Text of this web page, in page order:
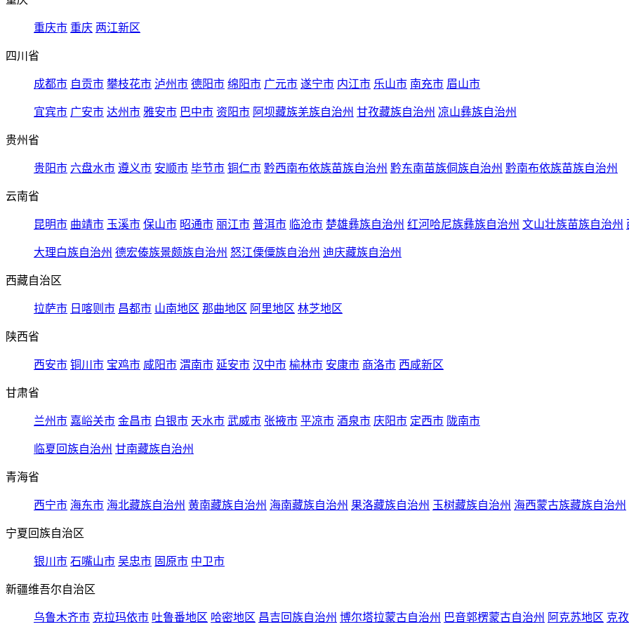
重庆市 重庆 两江新区
四川省
成都市 自贡市 攀枝花市 泸州市 德阳市 绵阳市 广元市 遂宁市 内江市 乐山市 南充市 眉山市
宜宾市 广安市 达州市 雅安市 巴中市 资阳市 阿坝藏族羌族自治州 甘孜藏族自治州 凉山彝族自治州
贵州省
贵阳市 六盘水市 遵义市 安顺市 毕节市 铜仁市 黔西南布依族苗族自治州 黔东南苗族侗族自治州 黔南布依族苗族自治州
云南省
昆明市 曲靖市 玉溪市 保山市 昭通市 丽江市 普洱市 临沧市 楚雄彝族自治州 红河哈尼族彝族自治州 文山壮族苗族自治州
大理白族自治州 德宏傣族景颇族自治州 怒江傈僳族自治州 迪庆藏族自治州
西藏自治区
拉萨市 日喀则市 昌都市 山南地区 那曲地区 阿里地区 林芝地区
陕西省
西安市 铜川市 宝鸡市 咸阳市 渭南市 延安市 汉中市 榆林市 安康市 商洛市 西咸新区
甘肃省
兰州市 嘉峪关市 金昌市 白银市 天水市 武威市 张掖市 平凉市 酒泉市 庆阳市 定西市 陇南市
临夏回族自治州 甘南藏族自治州
青海省
西宁市 海东市 海北藏族自治州 黄南藏族自治州 海南藏族自治州 果洛藏族自治州 玉树藏族自治州 海西蒙古族藏族自治州
宁夏回族自治区
银川市 石嘴山市 吴忠市 固原市 中卫市
新疆维吾尔自治区
乌鲁木齐市 克拉玛依市 吐鲁番地区 哈密地区 昌吉回族自治州 博尔塔拉蒙古自治州 巴音郭楞蒙古自治州 阿克苏地区 克